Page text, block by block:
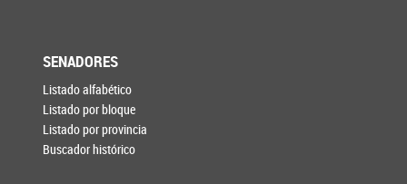
SENADORES
Listado alfabético
Listado por bloque
Listado por provincia
Buscador histórico